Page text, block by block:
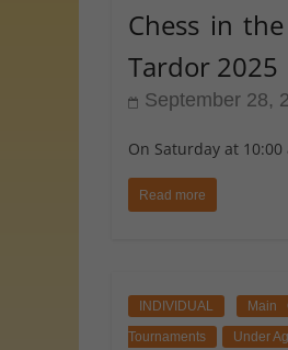
Chess in
Tardor 2025
September 28,
On Saturday at
Read more
INDIVIDUAL Main
Tournaments
Under